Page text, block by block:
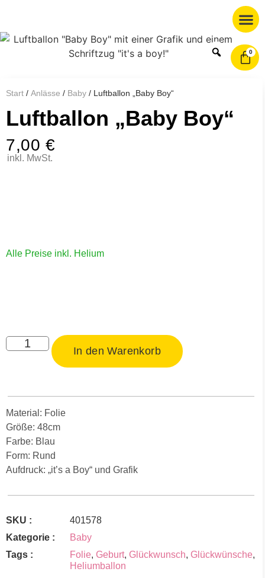
0
Start / Anlässe / Baby / Luftballon „Baby Boy“
Luftballon „Baby Boy“
7,00 €
inkl. MwSt.
Alle Preise inkl. Helium
In den Warenkorb
Material: Folie
Größe: 48cm
Farbe: Blau
Form: Rund
Aufdruck: „it’s a Boy“ und Grafik
SKU :
401578
Kategorie :
Baby
Tags :
Folie, Geburt, Glückwunsch, Glückwünsche,
Heliumballon